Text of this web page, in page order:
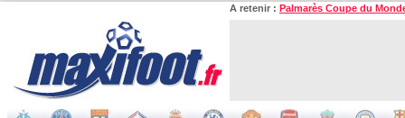
A retenir : Palmarès Coupe du